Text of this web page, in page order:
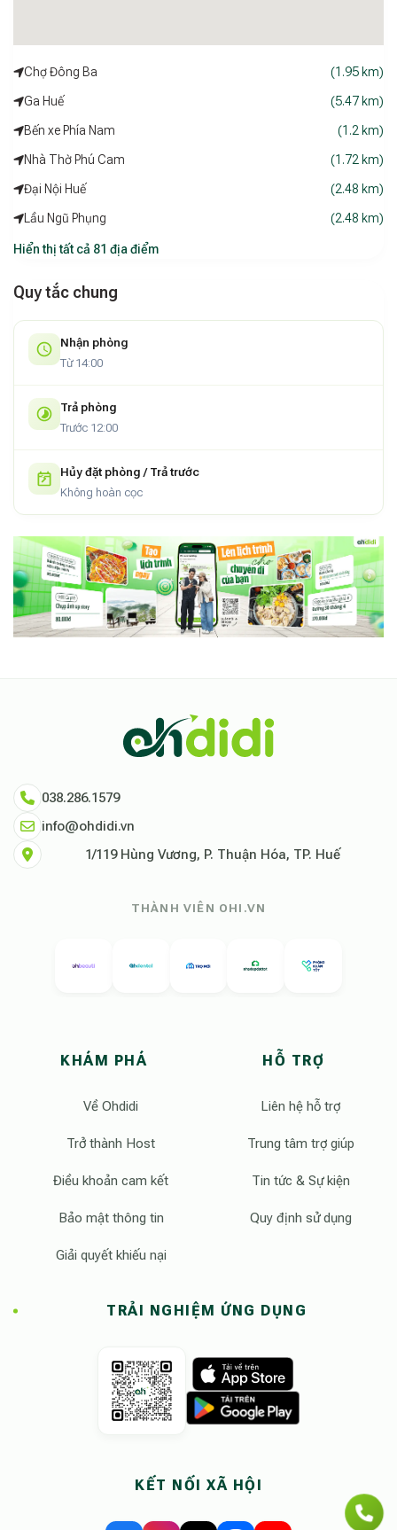
Chợ Đông Ba (1.95 km)
Ga Huế (5.47 km)
Bến xe Phía Nam (1.2 km)
Nhà Thờ Phú Cam (1.72 km)
Đại Nội Huế (2.48 km)
Lầu Ngũ Phụng (2.48 km)
Hiển thị tất cả 81 địa điểm
Quy tắc chung
Nhận phòng
Từ 14:00
Trả phòng
Trước 12:00
Hủy đặt phòng / Trả trước
Không hoàn cọc
038.286.1579
info@ohdidi.vn
1/119 Hùng Vương, P. Thuận Hóa, TP. Huế
THÀNH VIÊN OHI.VN
KHÁM PHÁ
Về Ohdidi
Trở thành Host
Điều khoản cam kết
Bảo mật thông tin
Giải quyết khiếu nại
HỖ TRỢ
Liên hệ hỗ trợ
Trung tâm trợ giúp
Tin tức & Sự kiện
Quy định sử dụng
TRẢI NGHIỆM ỨNG DỤNG
KẾT NỐI XÃ HỘI